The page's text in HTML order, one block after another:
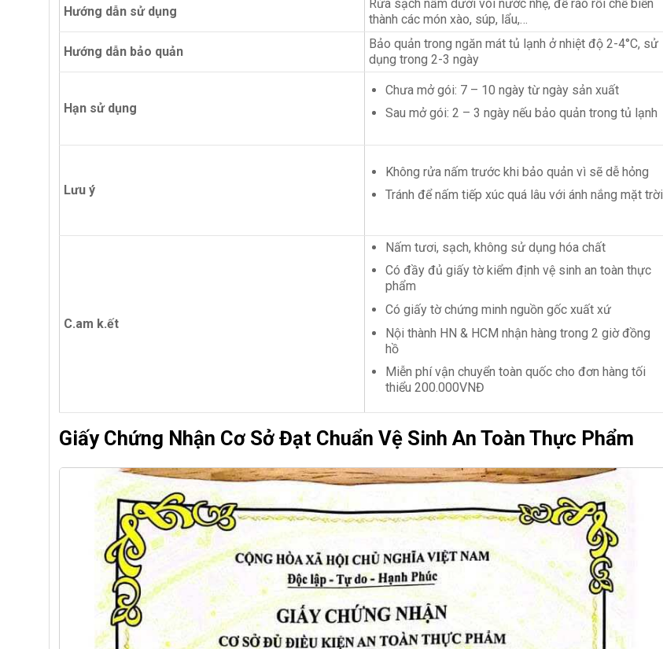
Hướng dẫn sử dụng
Rửa sạch nấm dưới vòi nước nhẹ, để ráo rồi chế biến
thành các món xào, súp, lẩu,…
Hướng dẫn bảo quản
Bảo quản trong ngăn mát tủ lạnh ở nhiệt độ 2-4°C, sử
dụng trong 2-3 ngày
Hạn sử dụng
Chưa mở gói: 7 – 10 ngày từ ngày sản xuất
Sau mở gói: 2 – 3 ngày nếu bảo quản trong tủ lạnh
Lưu ý
Không rửa nấm trước khi bảo quản vì sẽ dễ hỏng
Tránh để nấm tiếp xúc quá lâu với ánh nắng mặt trời
C.am k.ết
Nấm tươi, sạch, không sử dụng hóa chất
Có đầy đủ giấy tờ kiểm định vệ sinh an toàn thực
phẩm
Có giấy tờ chứng minh nguồn gốc xuất xứ
Nội thành HN & HCM nhận hàng trong 2 giờ đồng
hồ
Miễn phí vận chuyển toàn quốc cho đơn hàng tối
thiểu 200.000VNĐ
Giấy Chứng Nhận Cơ Sở Đạt Chuẩn Vệ Sinh An Toàn Thực Phẩm